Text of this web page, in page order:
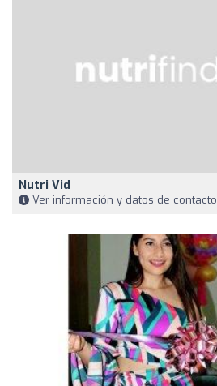
Nutri Vid
Ver información y datos de contacto